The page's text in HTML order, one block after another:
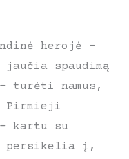
herojė –
spaudimą
turėti namus,
Pirmieji
kartu su
persikelia į,